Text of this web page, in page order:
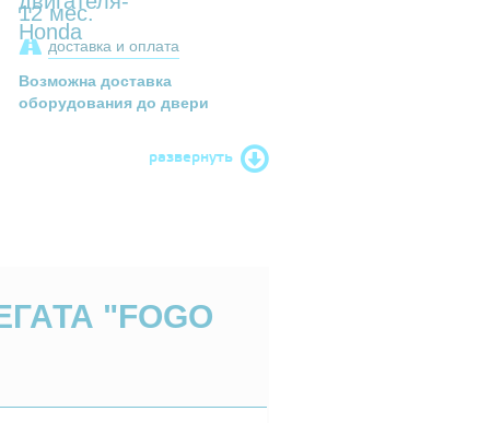
12 мес.
доставка и оплата
Возможна доставка
оборудования до двери
развернуть
"FOGO